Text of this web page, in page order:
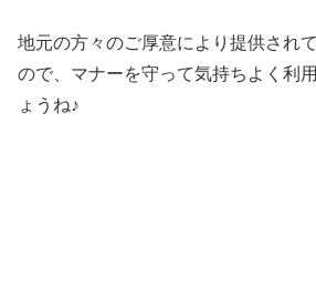
地元の方々のご厚意により提供され
ので、マナーを守って気持ちよく利
ょうね♪